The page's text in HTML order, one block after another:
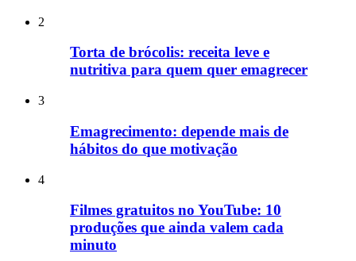
2
Torta de brócolis: receita leve e
nutritiva para quem quer emagrecer
3
Emagrecimento: depende mais de
hábitos do que motivação
4
Filmes gratuitos no YouTube: 10
produções que ainda valem cada
minuto